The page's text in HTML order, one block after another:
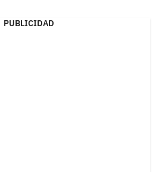
PUBLICIDAD